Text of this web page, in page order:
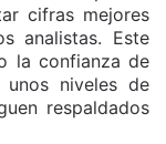
cifras mejores
analistas. Este
la confianza de
niveles de
respaldados